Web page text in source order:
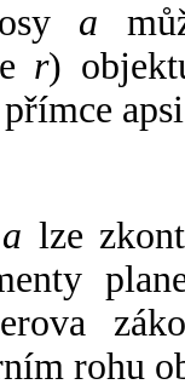
a
r)
a lze
rohu